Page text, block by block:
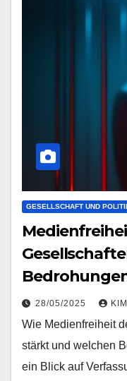
GESELLSCHAFT UND
28/05/2025
Wie Medienfreiheit
stärkt und welchen
ein Blick auf